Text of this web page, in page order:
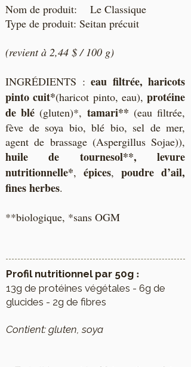
Nom de produit: Le Classique
Type de produit: Seitan précuit
(revient à 2,44 $ / 100 g)
​INGRÉDIENTS : eau filtrée, haricots
pinto cuit*(haricot pinto, eau), protéine
de blé (gluten)*, tamari** (eau filtrée,
fève de soya bio, blé bio, sel de mer,
agent de brassage (Aspergillus Sojae)),
huile de tournesol**, levure
nutritionnelle*, épices, poudre d’ail,
fines herbes.
**biologique, *sans OGM
Profil nutritionnel par 50g :
13g de protéines végétales - 6g de
glucides - 2g de fibres
Contient: gluten, soya